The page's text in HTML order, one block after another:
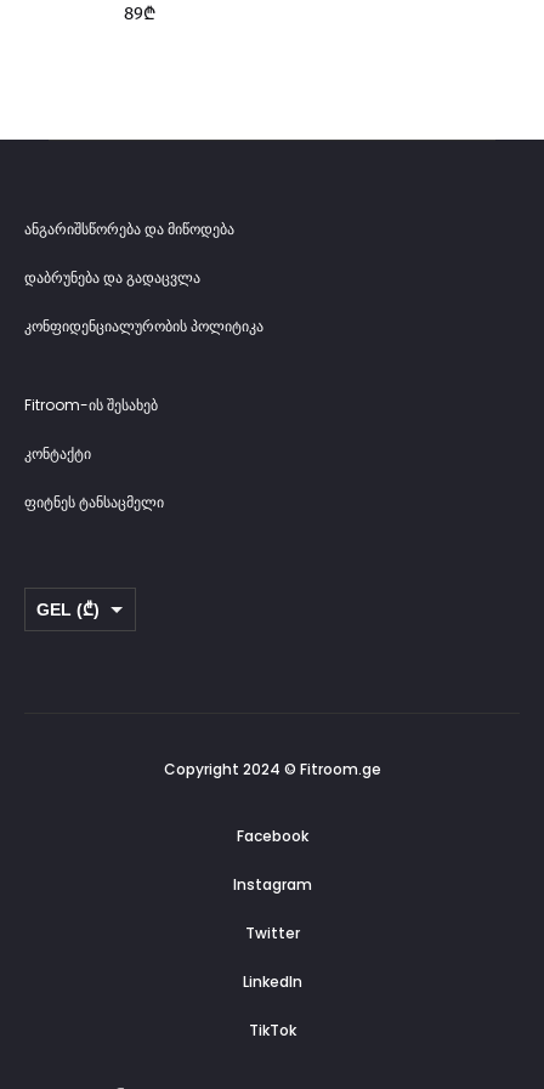
89₾
ანგარიშსწორება და მიწოდება
დაბრუნება და გადაცვლა
კონფიდენციალურობის პოლიტიკა
Fitroom-ის შესახებ
კონტაქტი
ფიტნეს ტანსაცმელი
GEL (₾)
Copyright 2024 © Fitroom.ge
Facebook
Instagram
Twitter
LinkedIn
TikTok